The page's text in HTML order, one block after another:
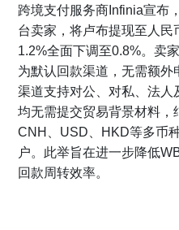
跨境支付服务商Infinia宣布
台卖家，将卢布提现至人民
1.2%全面下调至0.8%。卖
为默认回款渠道，无需额
渠道支持对公、对私、法
均无需提交贸易背景材料，
CNH、USD、HKD等多币
户。此举旨在进一步降低
回款周转效率。